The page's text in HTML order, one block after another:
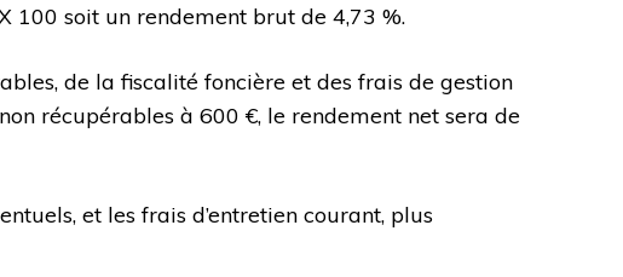
100 soit un rendement brut de 4,73 %.
de la fiscalité foncière et des frais de gestion
récupérables à 600 €, le rendement net sera de
et les frais d’entretien courant, plus